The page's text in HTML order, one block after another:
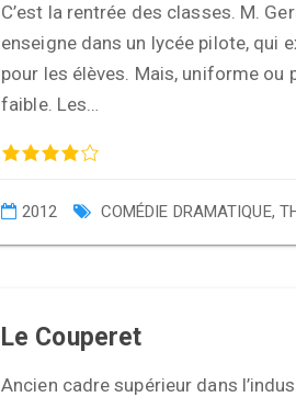
C’est la rentrée des classes. M.
enseigne dans un lycée pilote, qui
pour les élèves. Mais, uniforme ou
faible. Les…
2012 COMÉDIE DRAMATIQUE,
Le Couperet
Ancien cadre supérieur dans